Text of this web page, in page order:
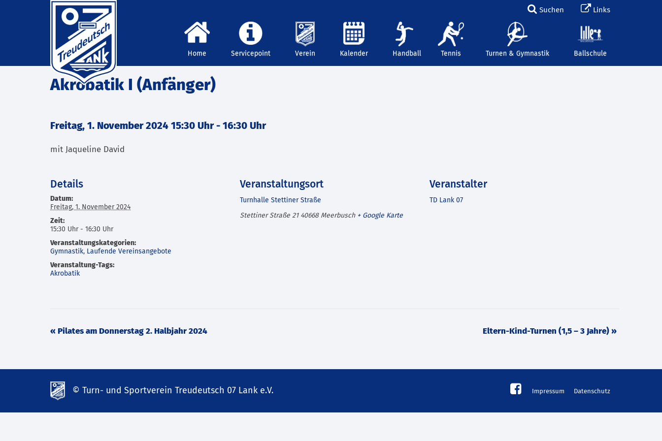
Suchen Links
Home Servicepoint Verein Kalender Handball Tennis Turnen & Gymnastik Ballschule
Akrobatik I (Anfänger)
Freitag, 1. November 2024 15:30 Uhr- 16:30 Uhr
mit Jaqueline David
Details
Datum:
Freitag, 1. November 2024
Zeit:
15:30 Uhr - 16:30 Uhr
Veranstaltungskategorien:
Gymnastik, Laufende Vereinsangebote
Veranstaltung-Tags:
Akrobatik
Veranstaltungsort
Turnhalle Stettiner Straße
Stettiner Straße 21 40668 Meerbusch + Google Karte
Veranstalter
TD Lank 07
Veranstaltung
« Pilates am Donnerstag 2. Halbjahr 2024 Eltern-Kind-Turnen (1,5 – 3 Jahre) »
© Turn- und Sportverein Treudeutsch 07 Lank e.V. Impressum Datenschutz